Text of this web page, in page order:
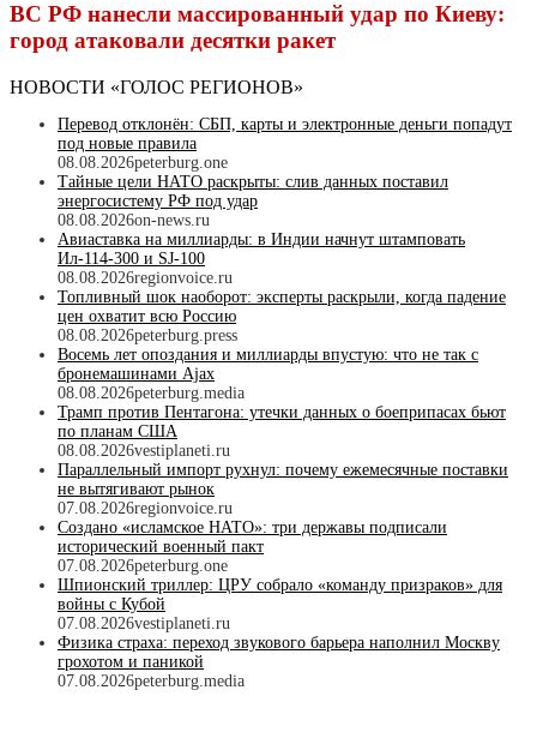
ВС РФ нанесли массированный удар по Киеву:
город атаковали десятки ракет
НОВОСТИ «ГОЛОС РЕГИОНОВ»
Перевод отклонён: СБП, карты и электронные деньги попадут
под новые правила
08.08.2026peterburg.one
Тайные цели НАТО раскрыты: слив данных поставил
энергосистему РФ под удар
08.08.2026on-news.ru
Авиаставка на миллиарды: в Индии начнут штамповать
Ил‑114‑300 и SJ‑100
08.08.2026regionvoice.ru
Топливный шок наоборот: эксперты раскрыли, когда падение
цен охватит всю Россию
08.08.2026peterburg.press
Восемь лет опоздания и миллиарды впустую: что не так с
бронемашинами Ajax
08.08.2026peterburg.media
Трамп против Пентагона: утечки данных о боеприпасах бьют
по планам США
08.08.2026vestiplaneti.ru
Параллельный импорт рухнул: почему ежемесячные поставки
не вытягивают рынок
07.08.2026regionvoice.ru
Создано «исламское НАТО»: три державы подписали
исторический военный пакт
07.08.2026peterburg.one
Шпионский триллер: ЦРУ собрало «команду призраков» для
войны с Кубой
07.08.2026vestiplaneti.ru
Физика страха: переход звукового барьера наполнил Москву
грохотом и паникой
07.08.2026peterburg.media